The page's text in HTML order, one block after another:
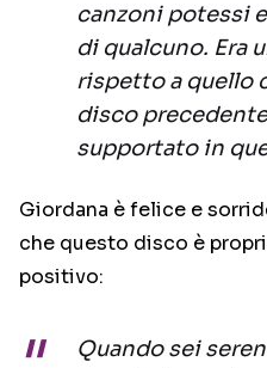
canzoni potessi
di qualcuno. Era
rispetto a quello
disco
supportato in
Giordana è felice e
che questo disco è
positivo:
Quando sei